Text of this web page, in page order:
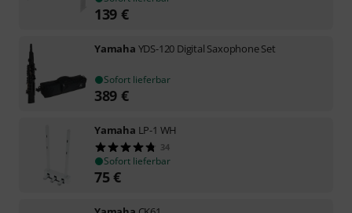
139 €
Yamaha YDS-120 Digital Saxophone Set
Sofort lieferbar
389 €
Yamaha LP-1 WH
34
Sofort lieferbar
75€